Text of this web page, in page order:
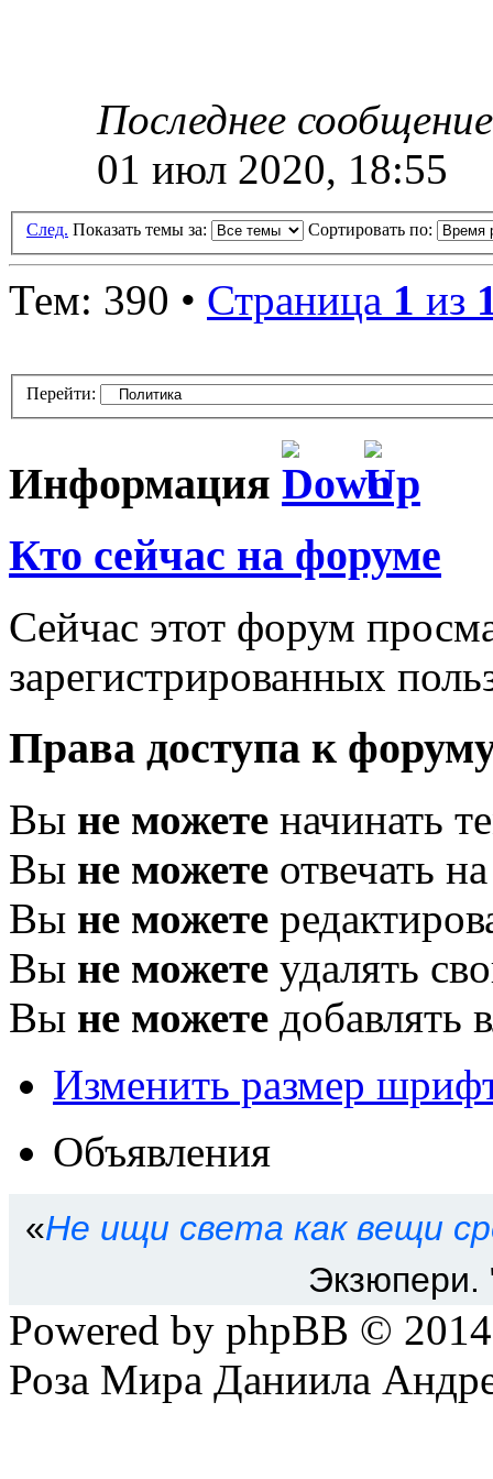
Последнее
01 июл 2020, 18:55
След. Показать темы за: Сортировать по:
Тем: 390 • Страница 1 из
Перейти:
Информация
Кто сейчас на форуме
Сейчас этот форум
зарегистрированных
Права доступа к
Вы не можете начинать
Вы не можете отвечать
Вы не можете
Вы не можете удалять
Вы не можете добавлять
Изменить размер
Объявления
«Не ищи света как вещи
Экзюпери.
Powered by phpBB ©
Роза Мира Даниила